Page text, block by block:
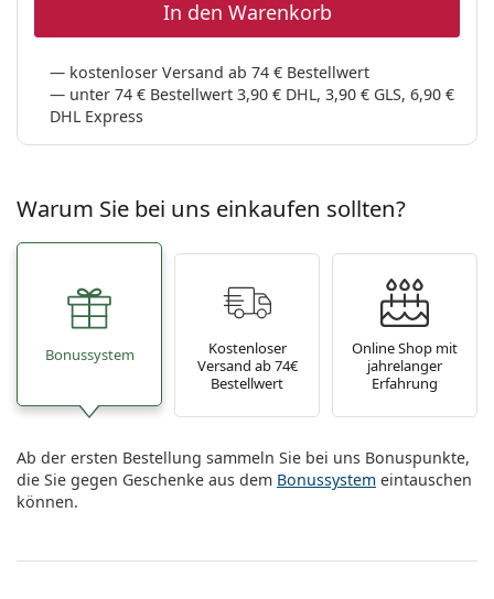
In den Warenkorb
kostenloser Versand ab 74 € Bestellwert
unter 74 € Bestellwert 3,90 € DHL, 3,90 € GLS, 6,90 €
DHL Express
Warum Sie bei uns einkaufen sollten?
Bonussystem
Kostenloser
Versand ab 74€
Bestellwert
Online Shop mit
jahrelanger
Erfahrung
Ab der ersten Bestellung sammeln Sie bei uns Bonuspunkte,
die Sie gegen Geschenke aus dem Bonussystem eintauschen
können.